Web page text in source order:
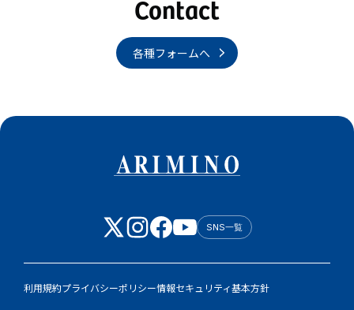
各種フォームへ
SNS一覧
利用規約プライバシーポリシー情報セキュリティ基本方針